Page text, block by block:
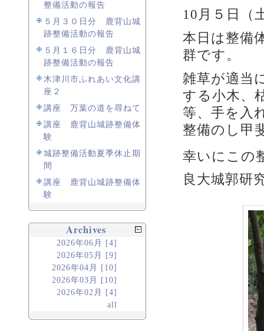
10月５日（
本日は整備
群です。
雑草が適当
する小木、
等、手を入
整備のし甲
幸いにこの
良大城郭研
整備活動の報告
５月３０日分 鹿背山城
跡整備活動の報告
５月１６日分 鹿背山城
跡整備活動の報告
木津川市ふれあい文化講
座２
講座 万葉の道を尋ねて
講座 鹿背山城跡整備体
験
城跡整備活動夏季休止期
間
講座 鹿背山城跡整備体
験
Archives
2026年06月 [4]
2026年05月 [9]
2026年04月 [10]
2026年03月 [10]
2026年02月 [4]
all